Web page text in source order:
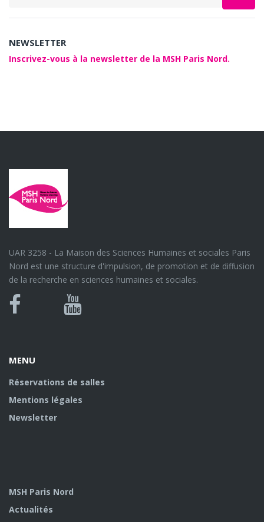
NEWSLETTER
Inscrivez-vous à la newsletter de la MSH Paris Nord.
UAR 3258 - La Maison des Sciences Humaines et sociales Paris
Nord est une structure d'impulsion, de promotion et de diffusion
de la recherche en sciences humaines et sociales.
Bluesky
Canal
MENU
Réservations de salles
Mentions légales
Newsletter
MSH Paris Nord
Actualités